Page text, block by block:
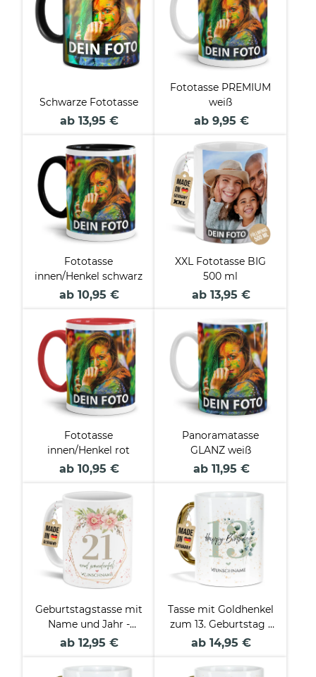
Schwarze Fototasse
ab 13,95 €
Fototasse PREMIUM
weiß
ab 9,95 €
Fototasse
innen/Henkel schwarz
ab 10,95 €
XXL Fototasse BIG
500 ml
ab 13,95 €
Fototasse
innen/Henkel rot
ab 10,95 €
Panoramatasse
GLANZ weiß
ab 11,95 €
Geburtstagstasse mit
Name und Jahr -
Wonderful mit Kranz
ab 12,95 €
Tasse mit Goldhenkel
zum 13. Geburtstag -
Mit Name - Happy
ab 14,95 €